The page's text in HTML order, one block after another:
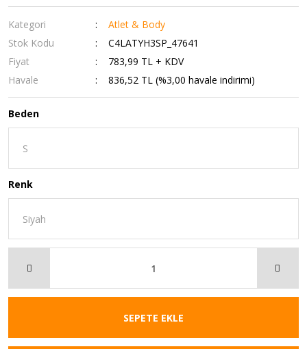
Kategori
Atlet & Body
Stok Kodu
C4LATYH3SP_47641
Fiyat
783,99 TL + KDV
Havale
836,52 TL (%3,00 havale indirimi)
Beden
Renk
SEPETE EKLE